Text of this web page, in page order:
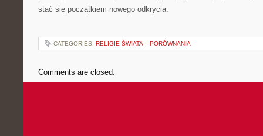
stać się początkiem nowego odkrycia.
CATEGORIES: RELIGIE ŚWIATA – PORÓWNANIA
Comments are closed.